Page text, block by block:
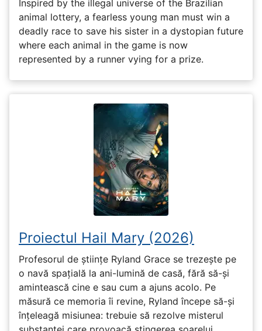
Inspired by the illegal universe of the Brazilian
animal lottery, a fearless young man must win a
deadly race to save his sister in a dystopian future
where each animal in the game is now
represented by a runner vying for a prize.
Proiectul Hail Mary (2026)
Profesorul de științe Ryland Grace se trezește pe
o navă spațială la ani-lumină de casă, fără să-și
amintească cine e sau cum a ajuns acolo. Pe
măsură ce memoria îi revine, Ryland începe să-și
înțeleagă misiunea: trebuie să rezolve misterul